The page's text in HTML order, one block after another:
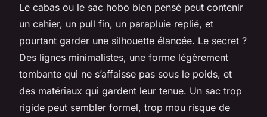
Le cabas ou le sac hobo bien pensé peut contenir
un cahier, un pull fin, un parapluie replié, et
pourtant garder une silhouette élancée. Le secret ?
Des lignes minimalistes, une forme légèrement
tombante qui ne s’affaisse pas sous le poids, et
des matériaux qui gardent leur tenue. Un sac trop
rigide peut sembler formel, trop mou risque de